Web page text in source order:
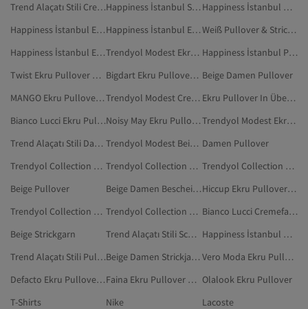
Trend Alaçatı Stili Cremefarben Pullover & Strickjacken
Happiness İstanbul Schwarz Pullover & Strickjacken
Happiness İstanbul Weiß Pullover & Strickjacken
Happiness İstanbul Ekru Pullunder
Happiness İstanbul Ekru Pullover
Weiß Pullover & Strickjacken
Happiness İstanbul Ekru Strickjacken
Trendyol Modest Ekru Strickjacken
Happiness İstanbul Pullover & Strickjacken
Twist Ekru Pullover & Strickjacken
Bigdart Ekru Pullover & Strickjacken Beige Damen Pullover
MANGO Ekru Pullover & Strickjacken
Trendyol Modest Cremefarben Pullover & Strickjacken
Ekru Pullover In Übergröße
Bianco Lucci Ekru Pullover & Strickjacken
Noisy May Ekru Pullover & Strickjacken
Trendyol Modest Ekru Bescheidene Strickjacken
Trend Alaçatı Stili Damen Pullover & Strickjacken
Trendyol Modest Beige Pullover & Strickjacken Damen Pullover
Trendyol Collection Ekru Pullunder
Trendyol Collection Weiß Pullover & Strickjacken
Trendyol Collection Ekru Pullover
Beige Pullover
Beige Damen Bescheidene Pullover
Hiccup Ekru Pullover & Strickjacken
Trendyol Collection Ekru Strickjacken
Trendyol Collection Schwarz Pullover & Strickjacken
Bianco Lucci Cremefarben Pullover & Strickjacken
Beige Strickgarn
Trend Alaçatı Stili Schwarz Pullover & Strickjacken
Happiness İstanbul Dunkelblau Pullover & Strickjacken
Trend Alaçatı Stili Pullover & Strickjacken
Beige Damen Strickjacken
Vero Moda Ekru Pullover & Strickjacken
Defacto Ekru Pullover & Strickjacken
Faina Ekru Pullover & Strickjacken Olalook Ekru Pullover
T-Shirts
Nike
Lacoste